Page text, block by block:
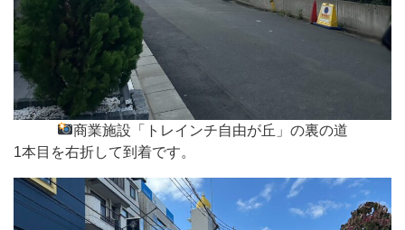
商業施設「トレインチ自由が丘」の裏の道
1本目を右折して到着です。